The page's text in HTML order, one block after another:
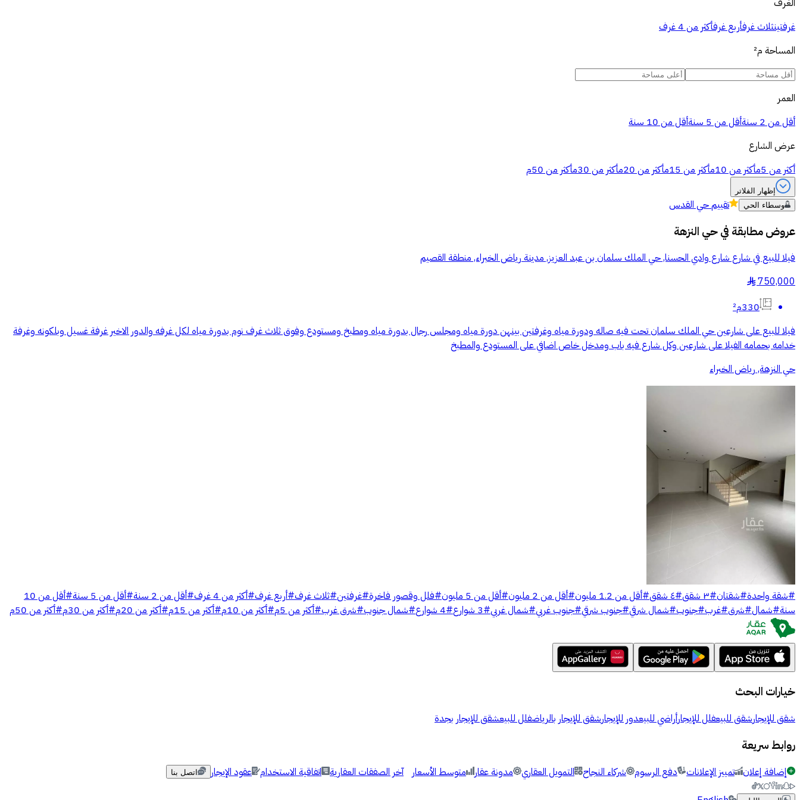
الغرف
غرفتينثلاث غرفأربع غرفأكثر من 4 غرف
المساحة م²
العمر
أقل من 2 سنة
أقل من 5 سنة
أقل من 10 سنة
عرض الشارع
أكثر من 5م
أكثر من 10م أكثر من 15م أكثر من 20م أكثر من 30م أكثر من 50م
إظهار الفلاتر
وسطاء الحي
تقييمحي القدس
عروض مطابقة فيحي النزهة
فيلا للبيع في شارع شارع وادي الحسنا, حي الملك سلمان بن عبد العزيز, مدينة رياض الخبراء, منطقة القصيم
750,000
§
330م²
فيلا للبيع على شارعين حي الملك سلمان تحت فيه صاله ودورة مياه وغرفتين بينهن دورة مياه ومجلس رجال بدورة مياه ومطبخ ومستودع وفوق ثلاث غرف نوم بدورة مياه لكل غرفه والدور الاخير غرفة غسيل وبلكونه وغرفة
خدامه بحمامه الفيلا على شارعين وكل شارع فيه باب ومدخل خاص اضافي على المستودع والمطبخ
حي النزهة, رياض الخبراء
#شقة واحدة#شقتان#٣ شقق #٤ شقق #أقل من 1.2 مليون #أقل من 2 مليون #أقل من 5 مليون #فلل وقصور فاخرة#غرفتين#ثلاث غرف#أربع غرف#أكثر من 4 غرف #أقل من 2 سنة #أقل من 5 سنة #
أقل من 10
سنة#شمال#شرق#غرب#جنوب#شمال شرقي#جنوب شرقي#جنوب غربي#شمال غربي#3 شوارع #4 شوارع #شمال جنوب#شرق غرب#أكثر من 5م #أكثر من 10م #أكثر من 15م #أكثر من 20م #أكثر من 30م #أكثر من 50م
خيارات البحث
شقق للإيجارشقق للبيعفلل للإيجارأراضي للبيعدور للإيجارشقق للإيجار بالرياضفلل للبيعشقق للإيجار بجدة
روابط سريعة
إضافة إعلان تمييز الإعلانات دفع الرسوم شركاء النجاح التمويل العقاري مدونة عقار متوسط الأسعار آخر الصفقات العقارية اتفاقية الاستخدام عقود الإيجار اتصل بنا